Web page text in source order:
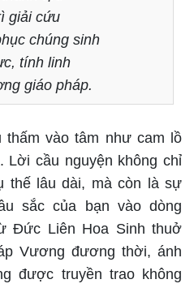
giải cứu
chúng sinh
tính linh
giáo pháp.
vào tâm như cam lồ
Lời cầu nguyện không chỉ
thế lâu dài, mà còn là sự
sắc của bạn vào dòng
Đức Liên Hoa Sinh thuở
Vương đương thời, ánh
được truyền trao không